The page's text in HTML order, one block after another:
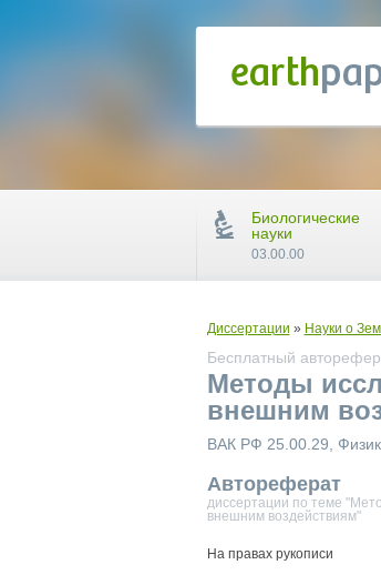
Диссертации » Науки о
Бесплатный
Методы
внешним
ВАК РФ 25.00.29,
Автореферат
диссертации по теме
внешним воздействиям"
На правах рукописи
Биологические
науки
03.00.00